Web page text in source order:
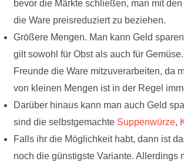
bevor die Märkte schließen, man mit
die Ware preisreduziert zu beziehen.
Größere Mengen. Man kann Geld
gilt sowohl für Obst als auch für
Freunde die Ware mitzuverarbeiten, da
von kleinen Mengen ist in der Regel
Darüber hinaus kann man auch Geld
sind die selbstgemachte Suppenwürze,
Falls ihr die Möglichkeit habt, dann ist
noch die günstigste Variante. Allerdings